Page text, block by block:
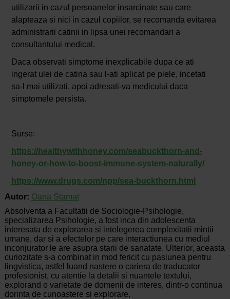
utilizarii in cazul persoanelor insarcinate sau care
alapteaza si nici in cazul copiilor, se recomanda evitarea
administrarii catinii in lipsa unei recomandari a
consultantului medical.
Daca observati simptome inexplicabile dupa ce ati
ingerat ulei de catina sau l-ati aplicat pe piele, incetati
sa-l mai utilizati, apoi adresati-va medicului daca
simptomele persista.
Surse:
https://healthywithhoney.com/seabuckthorn-and-
honey-or-how-to-boost-immune-system-naturally/
https://www.drugs.com/npp/sea-buckthorn.html
Autor: Oana Stamat
Absolventa a Facultatii de Sociologie-Psihologie,
specializarea Psihologie, a fost inca din adolescenta
interesata de explorarea si intelegerea complexitatii mintii
umane, dar si a efectelor pe care interactiunea cu mediul
inconjurator le are asupra starii de sanatate. Ulterior, aceasta
curiozitate s-a combinat in mod fericit cu pasiunea pentru
lingvistica, astfel luand nastere o cariera de traducator
profesionist, cu atentie la detalii si nuantele textului,
explorand o varietate de domenii de interes, dintr-o continua
dorinta de cunoastere si explorare.